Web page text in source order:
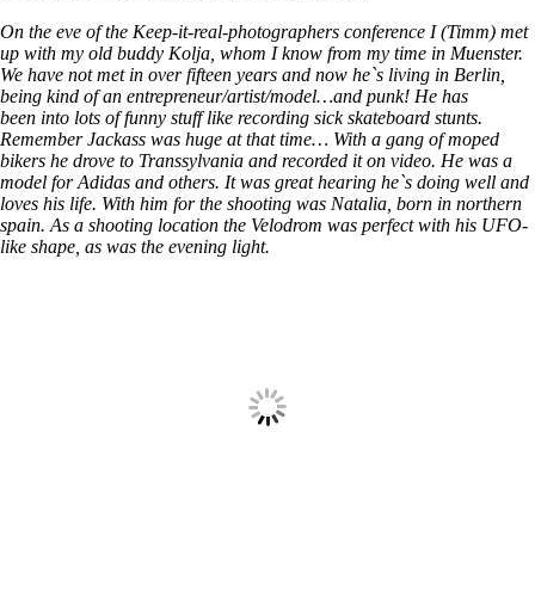
On the eve of the Keep-it-real-photographers conference I (Timm) met
up with my old buddy Kolja, whom I know from my time in Muenster.
We have not met in over fifteen years and now he`s living in Berlin,
being kind of an entrepreneur/artist/model…and punk! He has
been into lots of funny stuff like recording sick skateboard stunts.
Remember Jackass was huge at that time… With a gang of moped
bikers he drove to Transsylvania and recorded it on video. He was a
model for Adidas and others. It was great hearing he`s doing well and
loves his life. With him for the shooting was Natalia, born in northern
spain. As a shooting location the Velodrom was perfect with his UFO-
like shape, as was the evening light.